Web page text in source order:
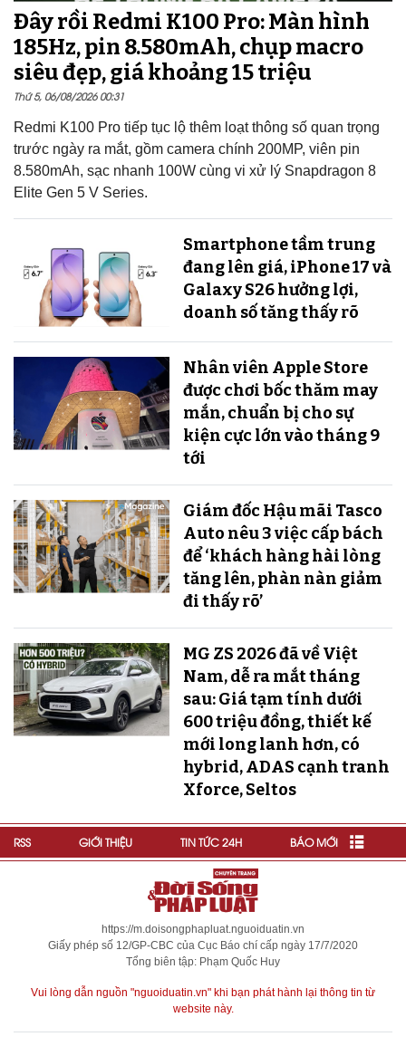
Đây rồi Redmi K100 Pro: Màn hình
185Hz, pin 8.580mAh, chụp macro
siêu đẹp, giá khoảng 15 triệu
Thứ 5, 06/08/2026 00:31
Redmi K100 Pro tiếp tục lộ thêm loạt thông số quan trọng
trước ngày ra mắt, gồm camera chính 200MP, viên pin
8.580mAh, sạc nhanh 100W cùng vi xử lý Snapdragon 8
Elite Gen 5 V Series.
Smartphone tầm trung
đang lên giá, iPhone 17 và
Galaxy S26 hưởng lợi,
doanh số tăng thấy rõ
Nhân viên Apple Store
được chơi bốc thăm may
mắn, chuẩn bị cho sự
kiện cực lớn vào tháng 9
tới
Giám đốc Hậu mãi Tasco
Auto nêu 3 việc cấp bách
để ‘khách hàng hài lòng
tăng lên, phàn nàn giảm
đi thấy rõ’
MG ZS 2026 đã về Việt
Nam, dễ ra mắt tháng
sau: Giá tạm tính dưới
600 triệu đồng, thiết kế
mới long lanh hơn, có
hybrid, ADAS cạnh tranh
Xforce, Seltos
RSS GIỚI THIỆU TIN TỨC 24H BÁO MỚI
https://m.doisongphapluat.nguoiduatin.vn
Giấy phép số 12/GP-CBC của Cục Báo chí cấp ngày 17/7/2020
Tổng biên tập: Phạm Quốc Huy
Vui lòng dẫn nguồn "nguoiduatin.vn" khi bạn phát hành lại thông tin từ
website này.